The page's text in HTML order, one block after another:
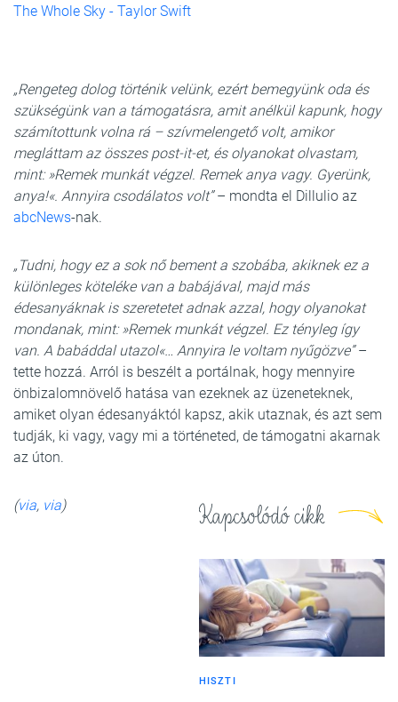
The Whole Sky - Taylor Swift
„Rengeteg dolog történik velünk, ezért bemegyünk oda és
szükségünk van a támogatásra, amit anélkül kapunk, hogy
számítottunk volna rá – szívmelengető volt, amikor
megláttam az összes post-it-et, és olyanokat olvastam,
mint: »Remek munkát végzel. Remek anya vagy. Gyerünk,
anya!«. Annyira csodálatos volt”– mondta el Dillulio az
abcNews-nak.
„Tudni, hogy ez a sok nő bement a szobába, akiknek ez a
különleges köteléke van a babájával, majd más
édesanyáknak is szeretetet adnak azzal, hogy olyanokat
mondanak, mint: »Remek munkát végzel. Ez tényleg így
van. A babáddal utazol«… Annyira le voltam nyűgözve”–
tette hozzá. Arról is beszélt a portálnak, hogy mennyire
önbizalomnövelő hatása van ezeknek az üzeneteknek,
amiket olyan édesanyáktól kapsz, akik utaznak, és azt sem
tudják, ki vagy, vagy mi a történeted, de támogatni akarnak
az úton.
Kapcsolódó cikk
HISZTI
(via, via)